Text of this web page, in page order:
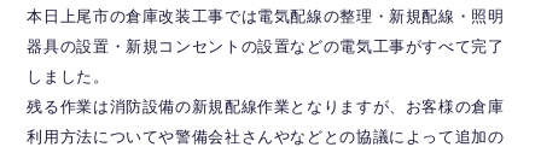
本日上尾市の倉庫改装工事では電気配線の整理・新規配線・照明
器具の設置・新規コンセントの設置などの電気工事がすべて完了
しました。
残る作業は消防設備の新規配線作業となりますが、お客様の倉庫
利用方法についてや警備会社さんやなどとの協議によって追加の